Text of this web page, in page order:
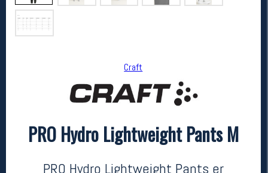
Craft
PRO Hydro Lightweight Pants M
PRO Hydro Lightweight Pants er
Craft
1099,- MEDLEM: 879,-